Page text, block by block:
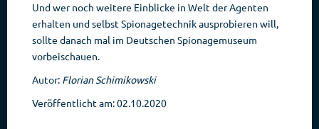
Und wer noch weitere Einblicke in Welt der Agenten
erhalten und selbst Spionagetechnik ausprobieren will,
sollte danach mal im Deutschen Spionagemuseum
vorbeischauen.
Autor: Florian Schimikowski
Veröffentlicht am: 02.10.2020